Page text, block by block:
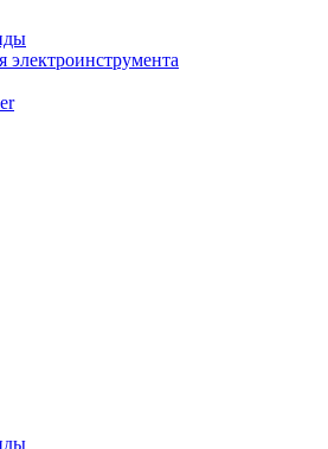
электроинструмента